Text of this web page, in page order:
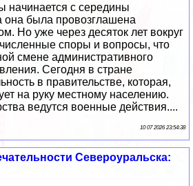
начинается с середины
она была провозглашена
Но уже через десяток лет вокруг
споры и вопросы, что
смене административного
Сегодня в стране
в правительстве, которая,
на руку местному населению.
ведутся военные действия....
10 07 2026 23:54:38
Североуральска: